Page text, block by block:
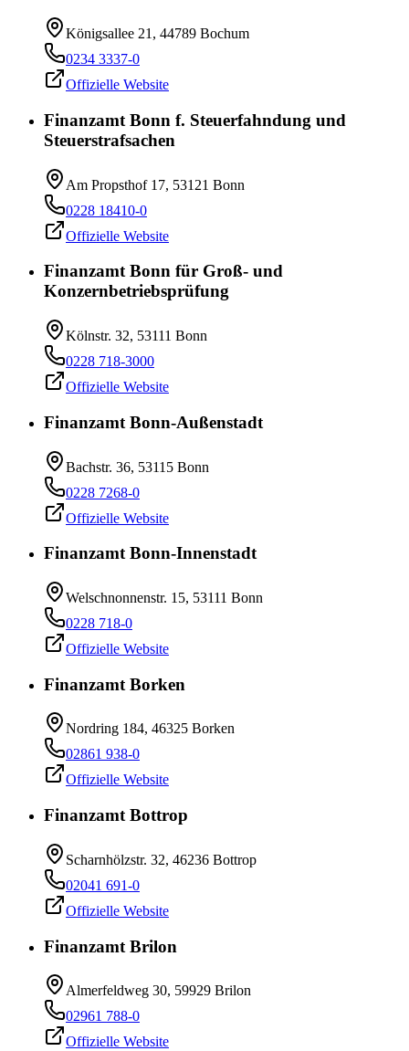
Königsallee 21, 44789 Bochum
0234 3337-0
Offizielle Website
Finanzamt Bonn f. Steuerfahndung und
Steuerstrafsachen
Am Propsthof 17, 53121 Bonn
0228 18410-0
Offizielle Website
Finanzamt Bonn für Groß- und
Konzernbetriebsprüfung
Kölnstr. 32, 53111 Bonn
0228 718-3000
Offizielle Website
Finanzamt Bonn-Außenstadt
Bachstr. 36, 53115 Bonn
0228 7268-0
Offizielle Website
Finanzamt Bonn-Innenstadt
Welschnonnenstr. 15, 53111 Bonn
0228 718-0
Offizielle Website
Finanzamt Borken
Nordring 184, 46325 Borken
02861 938-0
Offizielle Website
Finanzamt Bottrop
Scharnhölzstr. 32, 46236 Bottrop
02041 691-0
Offizielle Website
Finanzamt Brilon
Almerfeldweg 30, 59929 Brilon
02961 788-0
Offizielle Website